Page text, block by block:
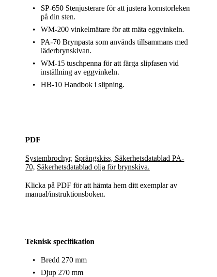
SP-650 Stenjusterare för att justera kornstorleken
på din sten.
WM-200 vinkelmätare för att mäta eggvinkeln.
PA-70 Brynpasta som används tillsammans med
läderbrynskivan.
WM-15 tuschpenna för att färga slipfasen vid
inställning av eggvinkeln.
HB-10 Handbok i slipning.
PDF
Systembrochyr, Sprängskiss, Säkerhetsdatablad PA-
70, Säkerhetsdatablad olja för brynskiva.
Klicka på PDF för att hämta hem ditt exemplar av
manual/instruktionsboken.
Teknisk specifikation
Bredd 270 mm
Djup 270 mm